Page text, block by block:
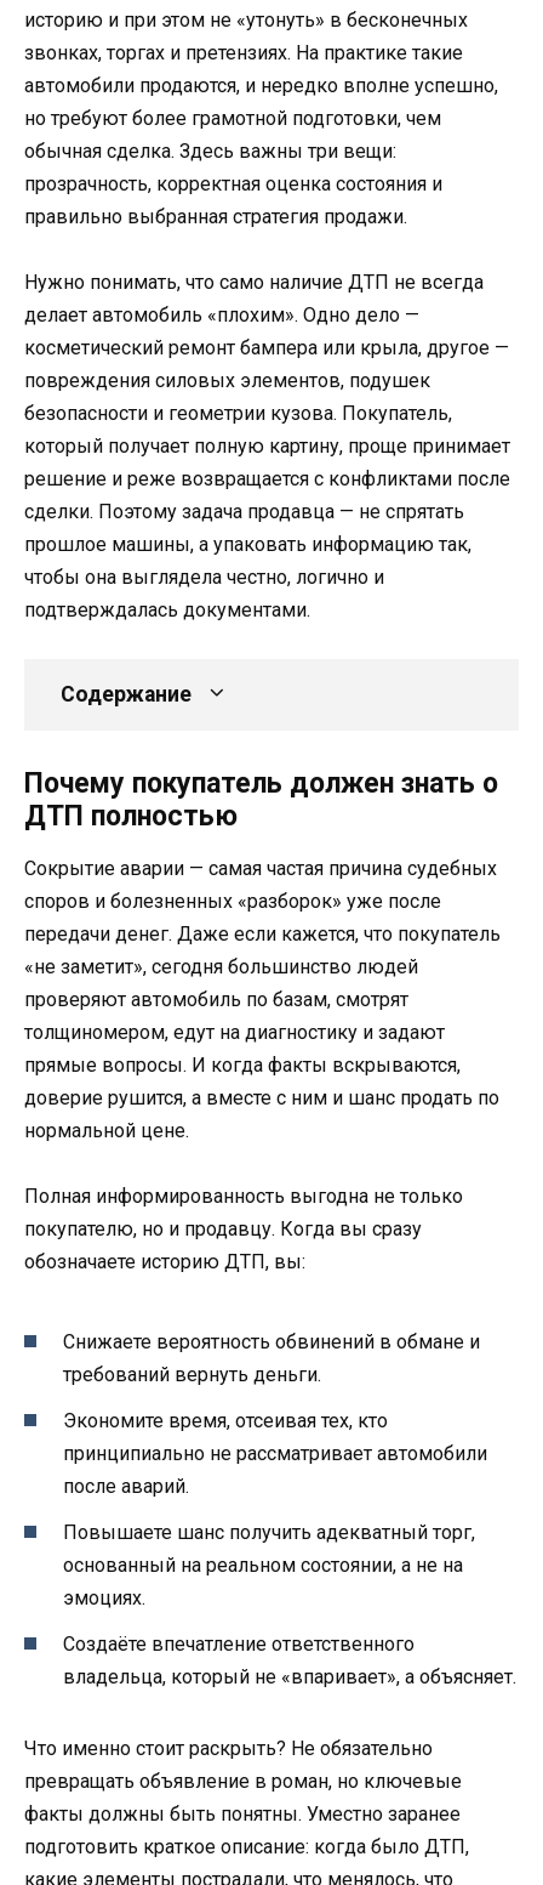
историю и при этом не «утонуть» в бесконечных
звонках, торгах и претензиях. На практике такие
автомобили продаются, и нередко вполне успешно,
но требуют более грамотной подготовки, чем
обычная сделка. Здесь важны три вещи:
прозрачность, корректная оценка состояния и
правильно выбранная стратегия продажи.
Нужно понимать, что само наличие ДТП не всегда
делает автомобиль «плохим». Одно дело —
косметический ремонт бампера или крыла, другое —
повреждения силовых элементов, подушек
безопасности и геометрии кузова. Покупатель,
который получает полную картину, проще принимает
решение и реже возвращается с конфликтами после
сделки. Поэтому задача продавца — не спрятать
прошлое машины, а упаковать информацию так,
чтобы она выглядела честно, логично и
подтверждалась документами.
Содержание
Почему покупатель должен знать о
ДТП полностью
Сокрытие аварии — самая частая причина судебных
споров и болезненных «разборок» уже после
передачи денег. Даже если кажется, что покупатель
«не заметит», сегодня большинство людей
проверяют автомобиль по базам, смотрят
толщиномером, едут на диагностику и задают
прямые вопросы. И когда факты вскрываются,
доверие рушится, а вместе с ним и шанс продать по
нормальной цене.
Полная информированность выгодна не только
покупателю, но и продавцу. Когда вы сразу
обозначаете историю ДТП, вы:
Снижаете вероятность обвинений в обмане и
требований вернуть деньги.
Экономите время, отсеивая тех, кто
принципиально не рассматривает автомобили
после аварий.
Повышаете шанс получить адекватный торг,
основанный на реальном состоянии, а не на
эмоциях.
Создаёте впечатление ответственного
владельца, который не «впаривает», а объясняет.
Что именно стоит раскрыть? Не обязательно
превращать объявление в роман, но ключевые
факты должны быть понятны. Уместно заранее
подготовить краткое описание: когда было ДТП,
какие элементы пострадали, что менялось, что